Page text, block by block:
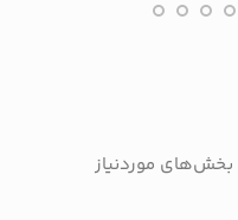
بخش‌های موردنیاز